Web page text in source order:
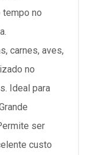
tempo no
carnes, aves,
no
Ideal para
ser
custo